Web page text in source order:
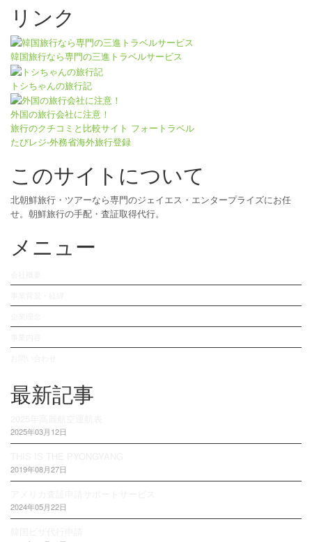
リンク
韓国旅行なら専門の三進トラベルサービス
トシちゃんの旅行記
外国の旅行会社に注意！
旅行のクチコミと比較サイト フォートラベル
たびレジ-外務省海外旅行登録
このサイトについて
北朝鮮旅行・ツアーなら専門のジェイエス・エンタープライズにお任
せ。朝鮮旅行の手配・査証取得代行。
メニュー
最新記事
2025年03月12日
2019年08月27日
2024年05月22日